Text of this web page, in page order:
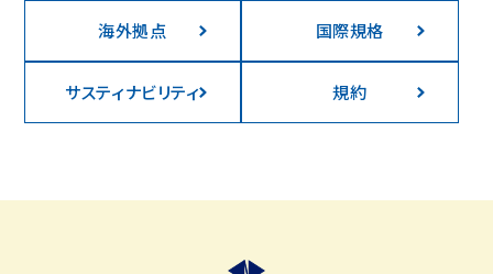
海外拠点 国際規格
サスティナビリティ 規約